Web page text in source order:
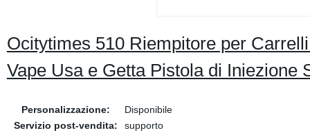
Ocitytimes 510 Riempitore per
Vape Usa e Getta Pistola di Iniezione
Personalizzazione:
Disponibile
Servizio post-vendita:
supporto